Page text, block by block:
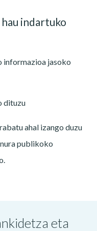
indartuko
informazioa jasoko
dituzu
ahal izango duzu
publikoko
eta